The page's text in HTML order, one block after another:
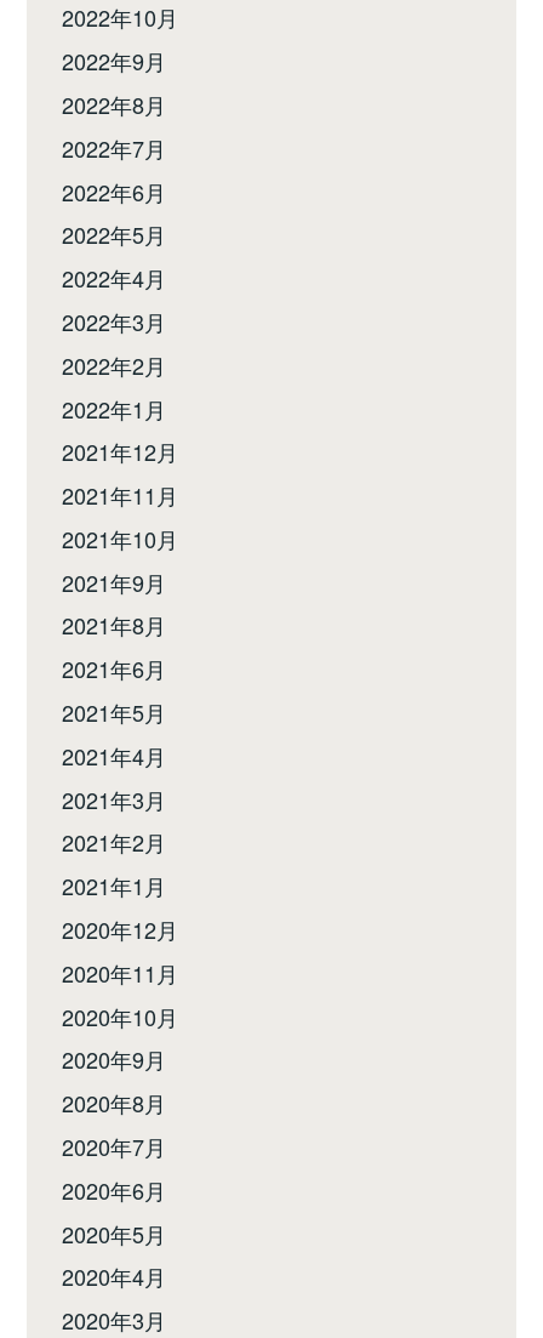
2022年10月
2022年9月
2022年8月
2022年7月
2022年6月
2022年5月
2022年4月
2022年3月
2022年2月
2022年1月
2021年12月
2021年11月
2021年10月
2021年9月
2021年8月
2021年6月
2021年5月
2021年4月
2021年3月
2021年2月
2021年1月
2020年12月
2020年11月
2020年10月
2020年9月
2020年8月
2020年7月
2020年6月
2020年5月
2020年4月
2020年3月